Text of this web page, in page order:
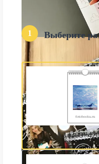
1 Выберите
А3